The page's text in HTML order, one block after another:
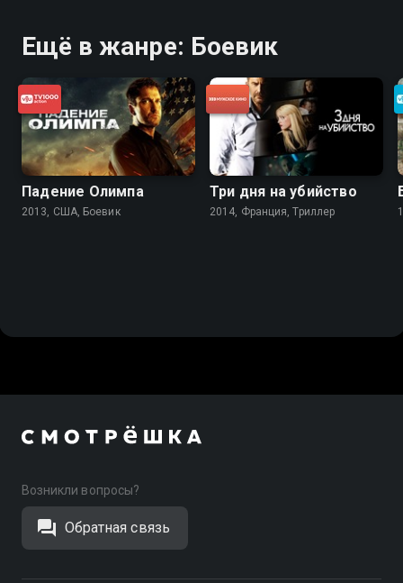
Ещё в жанре: Боевик
Падение Олимпа
2013, США, Боевик
Три дня на убийство
2014, Франция, Триллер
Возникли вопросы?
Обратная связь